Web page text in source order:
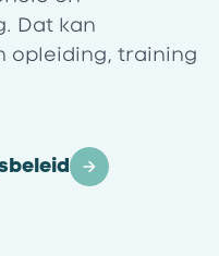
Dat kan
opleiding, training